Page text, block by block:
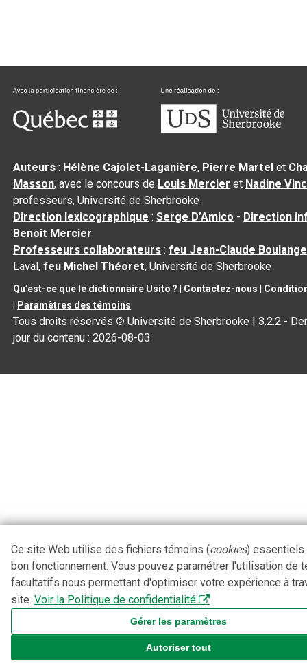
Auteurs : Hélène Cajolet-Laganière, Pierre Martel et
Masson, avec le concours de Louis Mercier et Nadine
professeurs, Université de Sherbrooke
Direction lexicographique :Serge D’Amico - Direction
Benoit Mercier
Professeurs collaborateurs :feu Jean-Claude
Laval,feu Michel Théoret, Université de Sherbrooke
Qu’est-ce que le dictionnaire Usito ? Contactez-nous
Paramètres des témoins
Tous droits réservés © Université de Sherbrooke |3.2.2 -
jour du contenu :2026-08-03
Ce site Web utilise des fichiers témoins (cookies) essentiels
bon fonctionnement. Vous pouvez paramétrer l'utilisation de
facultatifs nous permettant d'optimiser votre expérience à
site. Voir la Politique de confidentialité
Gérer les paramètres
Autoriser tout